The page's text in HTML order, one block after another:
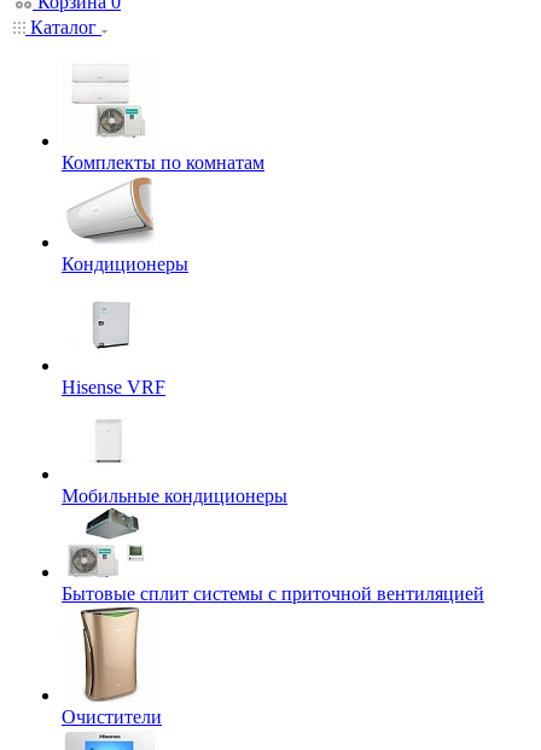
Каталог
Комплекты по комнатам
Кондиционеры
Hisense VRF
Мобильные кондиционеры
Бытовые сплит системы с приточной вентиляцией
Очистители